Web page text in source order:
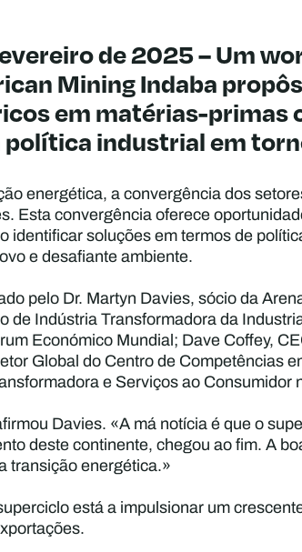
de 2025 – Um
Mining Indaba
em matérias-
política industrial em
energética, a convergência dos
Esta convergência oferece
identificar soluções em termos de
e desafiante ambiente.
pelo Dr. Martyn Davies, sócio da
de Indústria Transformadora da
Económico Mundial; Dave Coffey,
Global do Centro de Competências
e Serviços ao
Davies. «A má notícia é que o
deste continente, chegou ao fim. A
transição energética.»
está a impulsionar um